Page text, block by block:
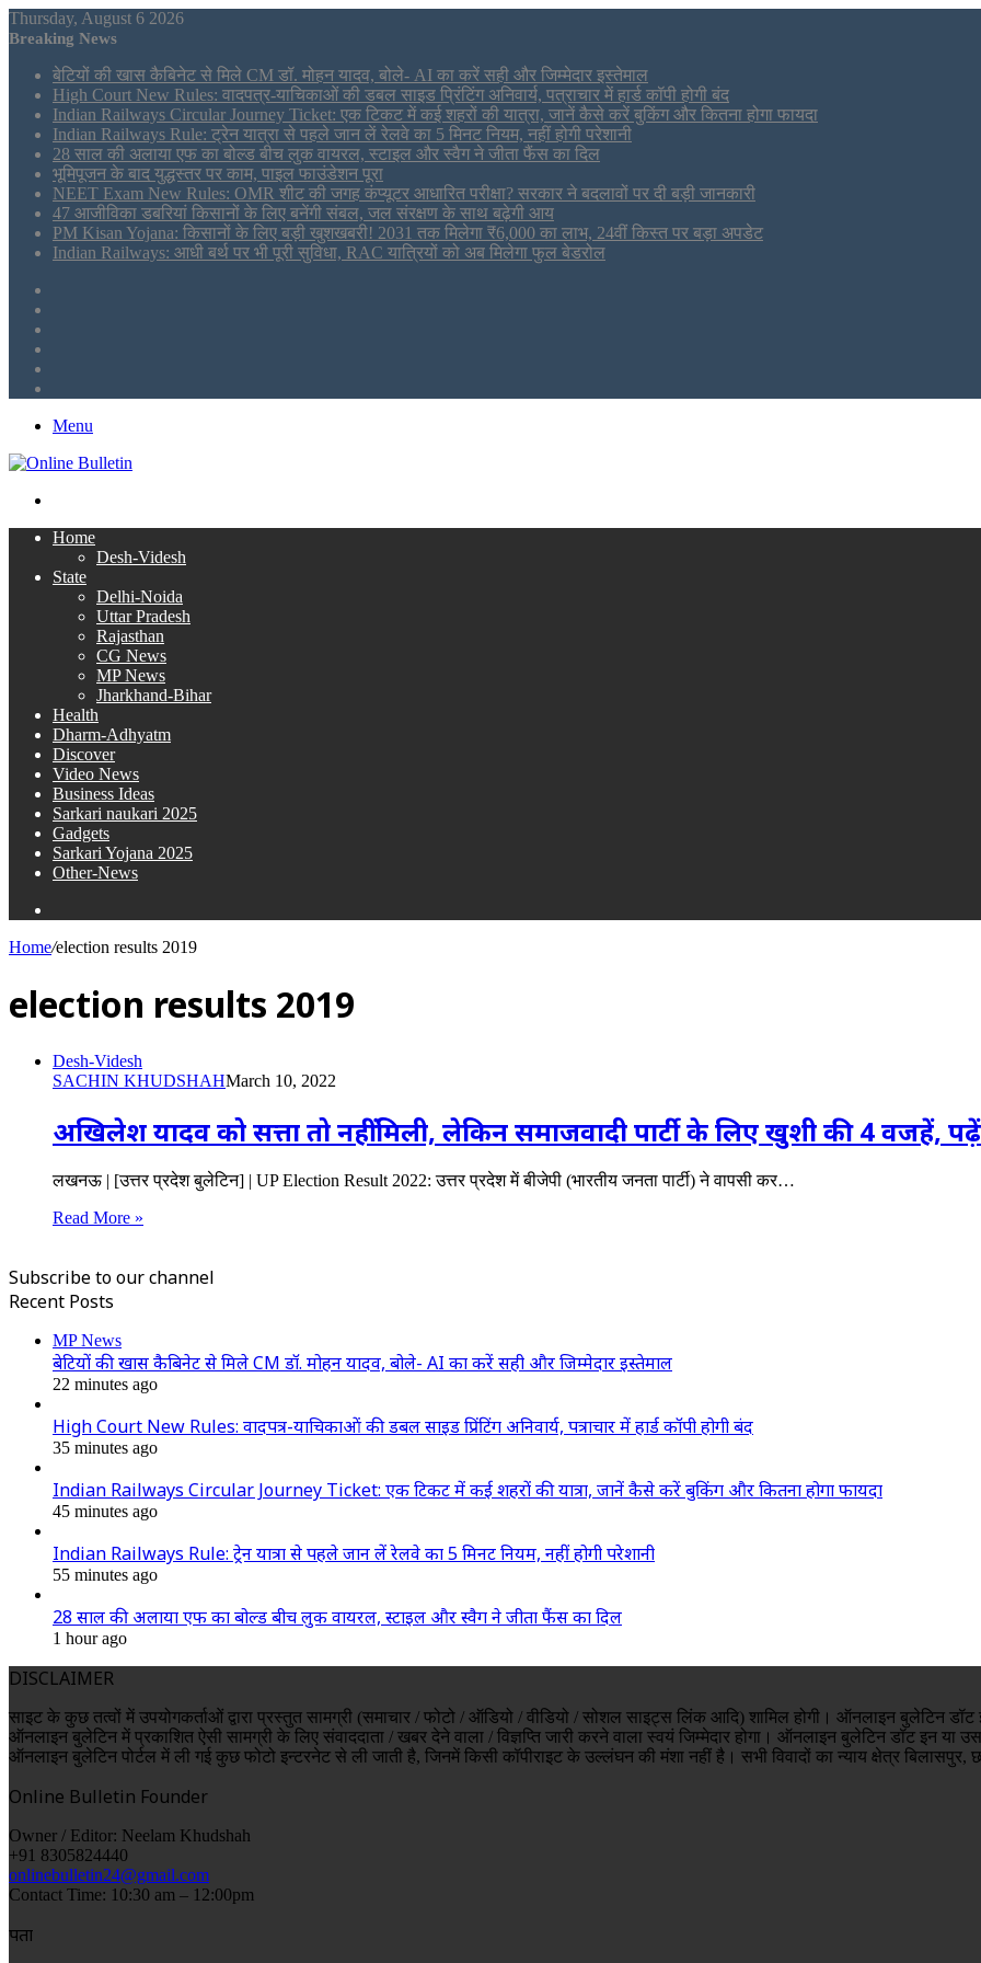
Thursday, August 6 2026
Breaking News
बेटियों की खास कैबिनेट से मिले CM डॉ. मोहन यादव, बोले- AI का करें सही और जिम्मेदार इस्तेमाल
High Court New Rules: वादपत्र-याचिकाओं की डबल साइड प्रिंटिंग अनिवार्य, पत्राचार में हार्ड कॉपी होगी बंद
Indian Railways Circular Journey Ticket: एक टिकट में कई शहरों की यात्रा, जानें कैसे करें बुकिंग और कितना होगा फायदा
Indian Railways Rule: ट्रेन यात्रा से पहले जान लें रेलवे का 5 मिनट नियम, नहीं होगी परेशानी
28 साल की अलाया एफ का बोल्ड बीच लुक वायरल, स्टाइल और स्वैग ने जीता फैंस का दिल
भूमिपूजन के बाद युद्धस्तर पर काम, पाइल फाउंडेशन पूरा
NEET Exam New Rules: OMR शीट की जगह कंप्यूटर आधारित परीक्षा? सरकार ने बदलावों पर दी बड़ी जानकारी
47 आजीविका डबरियां किसानों के लिए बनेंगी संबल, जल संरक्षण के साथ बढ़ेगी आय
PM Kisan Yojana: किसानों के लिए बड़ी खुशखबरी! 2031 तक मिलेगा ₹6,000 का लाभ, 24वीं किस्त पर बड़ा अपडेट
Indian Railways: आधी बर्थ पर भी पूरी सुविधा, RAC यात्रियों को अब मिलेगा फुल बेडरोल
Menu
Home
Desh-Videsh
State
Delhi-Noida
Uttar Pradesh
Rajasthan
CG News
MP News
Jharkhand-Bihar
Health
Dharm-Adhyatm
Discover
Video News
Business Ideas
Sarkari naukari 2025
Gadgets
Sarkari Yojana 2025
Other-News
Home/election results 2019
election results 2019
Desh-Videsh
SACHIN KHUDSHAHMarch 10, 2022
अखिलेश यादव को सत्ता तो नहीं मिली, लेकिन समाजवादी पार्टी के लिए खुशी की 4 वजहें,
लखनऊ | [उत्तर प्रदेश बुलेटिन] | UP Election Result 2022: उत्तर प्रदेश में बीजेपी (भारतीय जनता पार्टी) ने वापसी कर…
Read More »
Subscribe to our channel
Recent Posts
MP News
बेटियों की खास कैबिनेट से मिले CM डॉ. मोहन यादव, बोले- AI का करें सही और जिम्मेदार इस्तेमाल
22 minutes ago
High Court New Rules: वादपत्र-याचिकाओं की डबल साइड प्रिंटिंग अनिवार्य, पत्राचार में हार्ड कॉपी होगी बंद
35 minutes ago
Indian Railways Circular Journey Ticket: एक टिकट में कई शहरों की यात्रा, जानें कैसे करें बुकिंग और कितना होगा फायदा
45 minutes ago
Indian Railways Rule: ट्रेन यात्रा से पहले जान लें रेलवे का 5 मिनट नियम, नहीं होगी परेशानी
55 minutes ago
28 साल की अलाया एफ का बोल्ड बीच लुक वायरल, स्टाइल और स्वैग ने जीता फैंस का दिल
1 hour ago
DISCLAIMER
साइट के कुछ तत्वों में उपयोगकर्ताओं द्वारा प्रस्तुत सामग्री (समाचार / फोटो / ऑडियो / वीडियो / सोशल साइट्स लिंक आदि) शामिल होगी। ऑनलाइन बुलेटिन डॉट
ऑनलाइन बुलेटिन में प्रकाशित ऐसी सामग्री के लिए संवाददाता / खबर देने वाला / विज्ञप्ति जारी करने वाला स्वयं जिम्मेदार होगा। ऑनलाइन बुलेटिन डॉट इन या
ऑनलाइन बुलेटिन पोर्टल में ली गई कुछ फोटो इन्टरनेट से ली जाती है, जिनमें किसी कॉपीराइट के उल्लंघन की मंशा नहीं है। सभी विवादों का न्याय क्षेत्र बिलासपुर,
Online Bulletin Founder
Owner / Editor: Neelam Khudshah
+91 8305824440
onlinebulletin24@gmail.com
Contact Time: 10:30 am – 12:00pm
पता